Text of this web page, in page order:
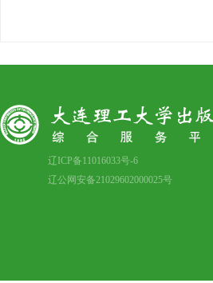
辽ICP备11016033号-6
辽公网安备21029602000025号